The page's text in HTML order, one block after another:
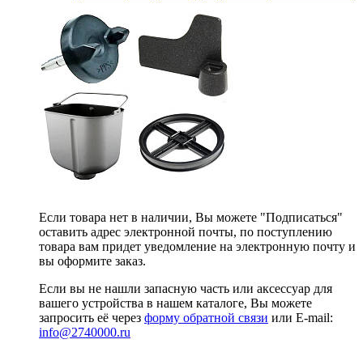
Если товара нет в наличии, Вы можете "Подписаться"
оставить адрес электронной почты, по поступлению
товара вам придет уведомление на электронную почту и
вы оформите заказ.
Если вы не нашли запасную часть или аксессуар для
вашего устройства в нашем каталоге, Вы можете
запросить её через форму обратной связи или E-mail:
info@2740000.ru